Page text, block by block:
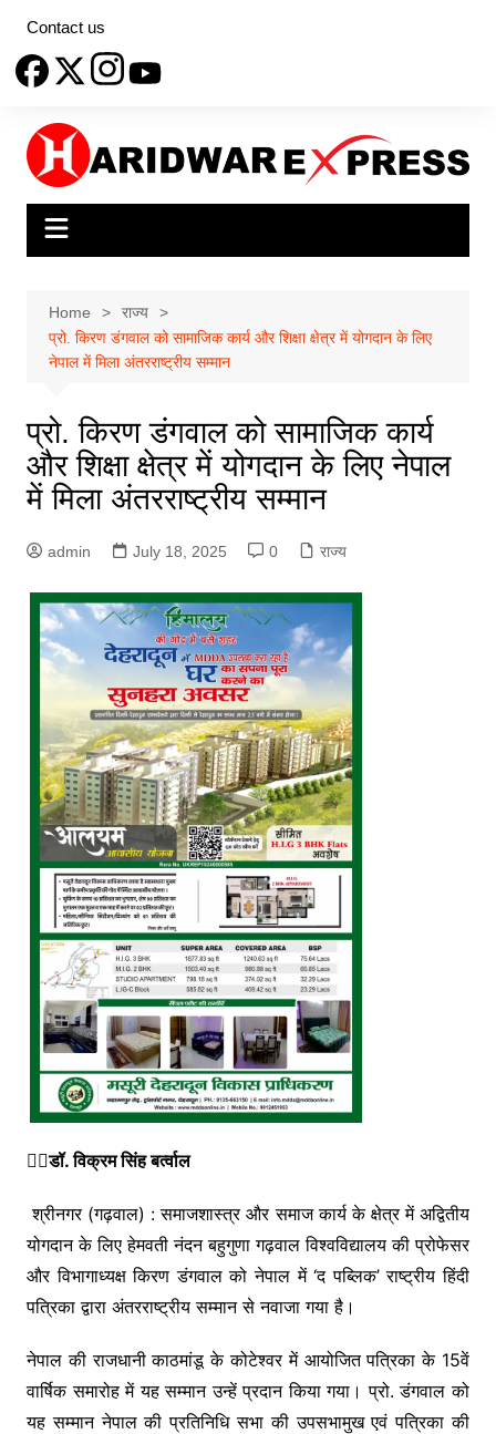
content
Contact us
Home
राज्य
प्रो. किरण डंगवाल को सामाजिक कार्य और शिक्षा क्षेत्र में योगदान के लिए
नेपाल में मिला अंतरराष्ट्रीय सम्मान
प्रो. किरण डंगवाल को सामाजिक कार्य
और शिक्षा क्षेत्र में योगदान के लिए नेपाल
में मिला अंतरराष्ट्रीय सम्मान
admin July 18, 2025 0 राज्य
✍🏻डॉ. विक्रम सिंह बर्त्वाल
श्रीनगर (गढ़वाल) : समाजशास्त्र और समाज कार्य के क्षेत्र में अद्वितीय
योगदान के लिए हेमवती नंदन बहुगुणा गढ़वाल विश्वविद्यालय की प्रोफेसर
और विभागाध्यक्ष किरण डंगवाल को नेपाल में ‘द पब्लिक’ राष्ट्रीय हिंदी
पत्रिका द्वारा अंतरराष्ट्रीय सम्मान से नवाजा गया है।
नेपाल की राजधानी काठमांडू के कोटेश्वर में आयोजित पत्रिका के 15वें
वार्षिक समारोह में यह सम्मान उन्हें प्रदान किया गया। प्रो. डंगवाल को
यह सम्मान नेपाल की प्रतिनिधि सभा की उपसभामुख एवं पत्रिका की